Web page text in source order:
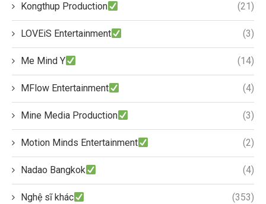
Kongthup Production (21)
LOVEiS Entertainment (3)
Me Mind Y (14)
MFlow Entertainment (4)
Mine Media Production (3)
Motion Minds Entertainment (2)
Nadao Bangkok (4)
Nghệ sĩ khác (353)